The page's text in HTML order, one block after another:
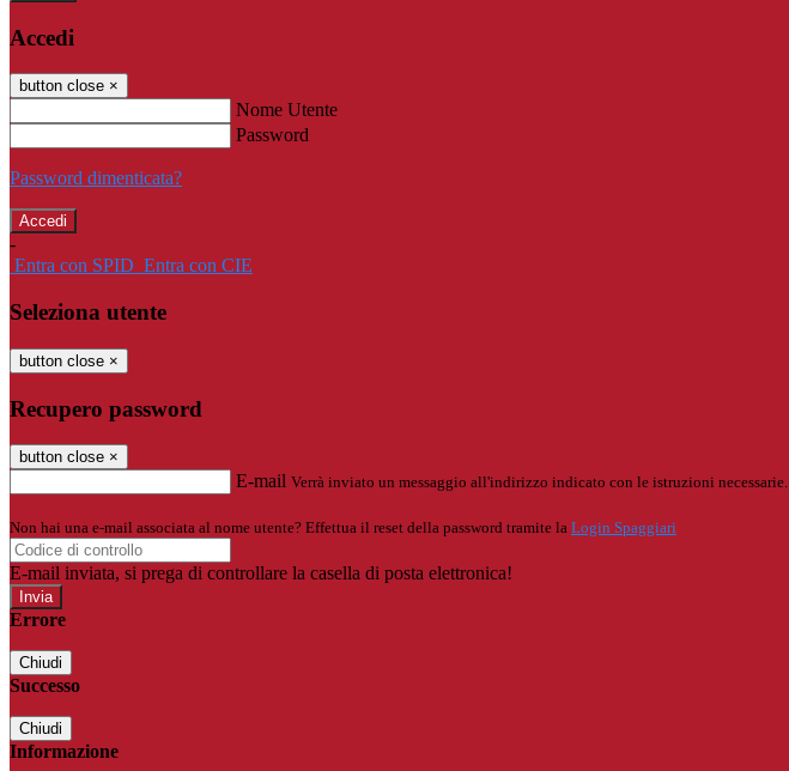
Accedi
button close ×
Nome Utente
Password
Password dimenticata?
-
Entra con SPID Entra con CIE
Seleziona utente
button close ×
Recupero password
button close ×
E-mail Verrà inviato un messaggio all'indirizzo indicato con le istruzioni necessarie.
Non hai una e-mail associata al nome utente? Effettua il reset della password tramite la Login Spaggiari
E-mail inviata, si prega di controllare la casella di posta elettronica!
Errore
Chiudi
Successo
Chiudi
Informazione